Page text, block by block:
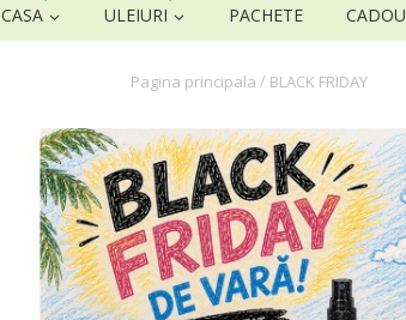
CASA ULEIURI PACHETE CADOU
Pagina principala / BLACK FRIDAY